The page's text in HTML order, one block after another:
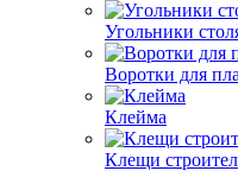
Угольники
Воротки для
Клейма
Клещи